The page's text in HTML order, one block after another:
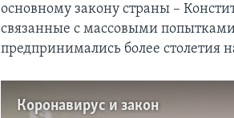
основному закону страны –
связанные с массовыми
предпринимались более столетия
Коронавирус и закон